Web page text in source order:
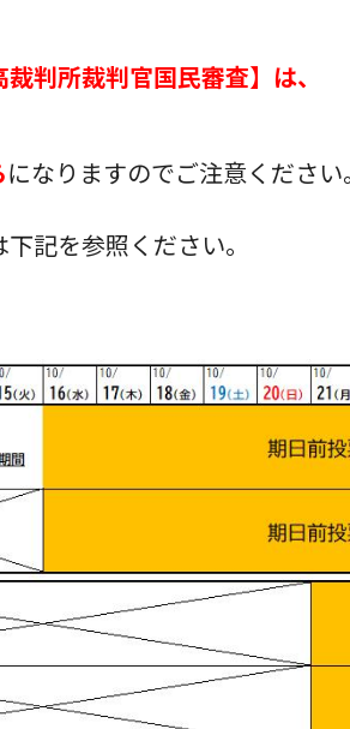
判所裁判官国民審査】は、
になりますのでご注意ください
記を参照ください。